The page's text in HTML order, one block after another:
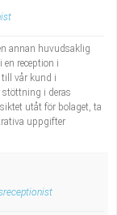
annan huvudsaklig
reception i
till vår kund i
stöttning i deras
utåt för bolaget, ta
uppgifter